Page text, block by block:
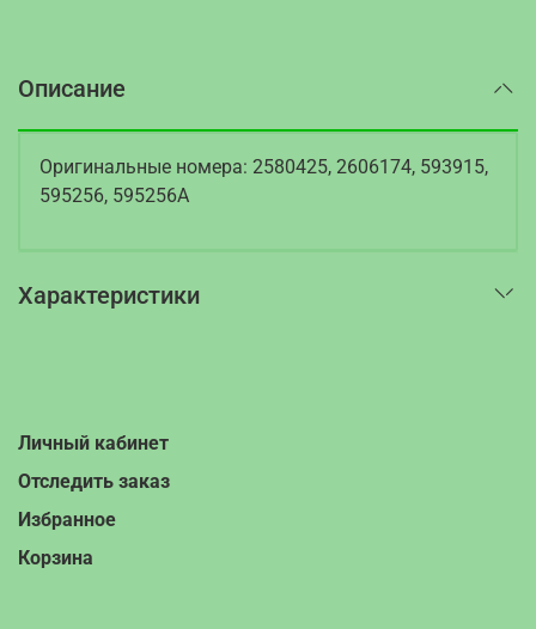
Описание
Оригинальные номера: 2580425, 2606174, 593915,
595256, 595256A
Характеристики
Личный кабинет
Отследить заказ
Избранное
Корзина